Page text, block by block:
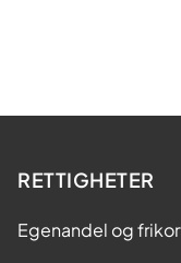
RETTIGHETER
Egenandel og